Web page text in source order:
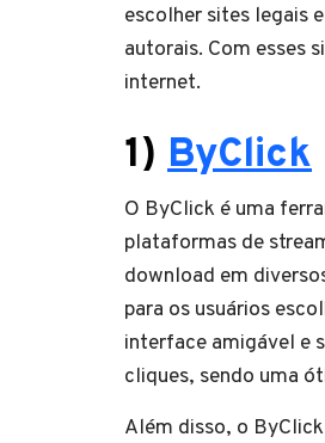
escolher sites legais
autorais. Com esses
internet.
1) ByClick
O ByClick é uma
plataformas de
download em
para os usuários
interface amigável e
cliques, sendo uma
Além disso, o